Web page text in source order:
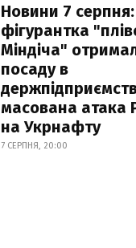
Новини 7 серпня:
фігурантка
Міндіча"
посаду в
масована атака
на Укрнафту
7 СЕРПНЯ, 20:00